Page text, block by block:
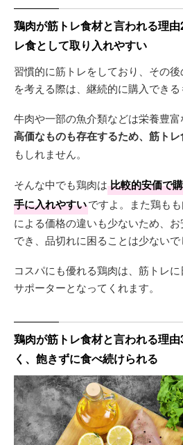
鶏肉が筋トレ食材と言われる理
レ食として取り入れやすい
習慣的に筋トレをしており、その
を考える際は、継続的に購入できる
牛肉や一部の魚介類などは栄養豊富
高価なものも存在するため、筋ト
もしれません。
そんな中でも鶏肉は 比較的安価で
手に入れやすいですよ。また鶏も
による価格の違いも少ないため、
でき、品切れに困ることは少ないで
コスパにも優れる鶏肉は、筋トレ
サポーターとなってくれます。
鶏肉が筋トレ食材と言われる理
く、飽きずに食べ続けられる